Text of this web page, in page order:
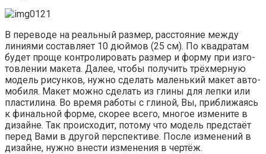
В пере­во­де на реаль­ный раз­мер, рас­сто­я­ние меж­ду
лини­я­ми состав­ля­ет 10 дюй­мов (25 см). По квад­ра­там
будет про­ще кон­тро­ли­ро­вать раз­мер и фор­му при изго­
тов­ле­нии маке­та. Далее, что­бы полу­чить трёх­мер­ную
модель рисун­ков, нуж­но сде­лать малень­кий макет авто­
мо­би­ля. Макет мож­но сде­лать из гли­ны для леп­ки или
пла­сти­ли­на. Во вре­мя рабо­ты с гли­ной, Вы, при­бли­жа­ясь
к финаль­ной фор­ме, ско­рее все­го, мно­гое изме­ни­те в
дизайне. Так про­ис­хо­дит, пото­му что модель пред­ста­ёт
перед Вами в дру­гой пер­спек­ти­ве. После изме­не­ний в
дизайне, нуж­но вне­сти изме­не­ния в чертёж.